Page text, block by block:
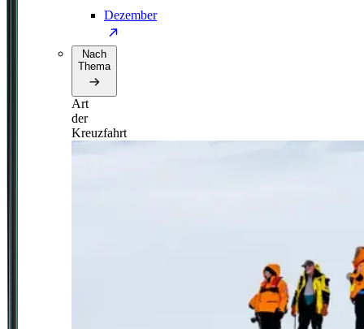
Dezember
Nach
Thema
Art
der
Kreuzfahrt